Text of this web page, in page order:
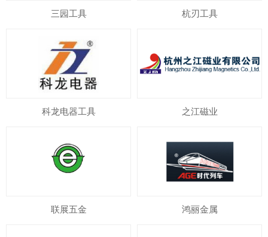
三园工具 杭刃工具
科龙电器工具 之江磁业
联展五金 鸿丽金属